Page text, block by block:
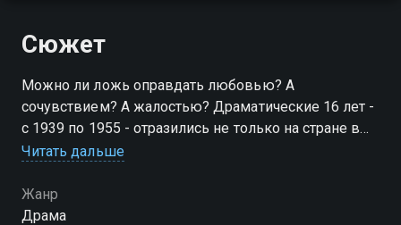
Сюжет
Можно ли ложь оправдать любовью? А
сочувствием? А жалостью? Драматические 16 лет -
с 1939 по 1955 - отразились не только на стране в
целом, но и на судьбы четырёх героев - Сергея,
Посмотреть онлайн 1 сезон сериала Чужая жизнь
Читать дальше
Жанр
Драма